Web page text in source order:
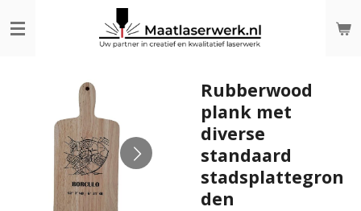
direct
Rubberwood
plank met
diverse
standaard
stadsplattegron
den